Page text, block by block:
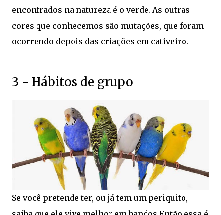
encontrados na natureza é o verde. As outras
cores que conhecemos são mutações, que foram
ocorrendo depois das criações em cativeiro.
3 - Hábitos de grupo
Se você pretende ter, ou já tem um periquito,